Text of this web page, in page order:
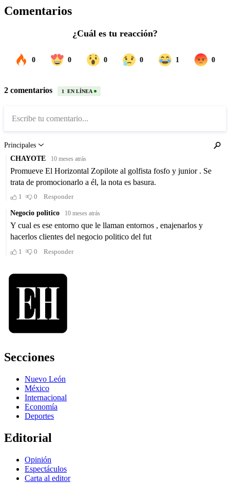
Comentarios
Secciones
Nuevo León
México
Internacional
Economía
Deportes
Editorial
Opinión
Espectáculos
Carta al editor